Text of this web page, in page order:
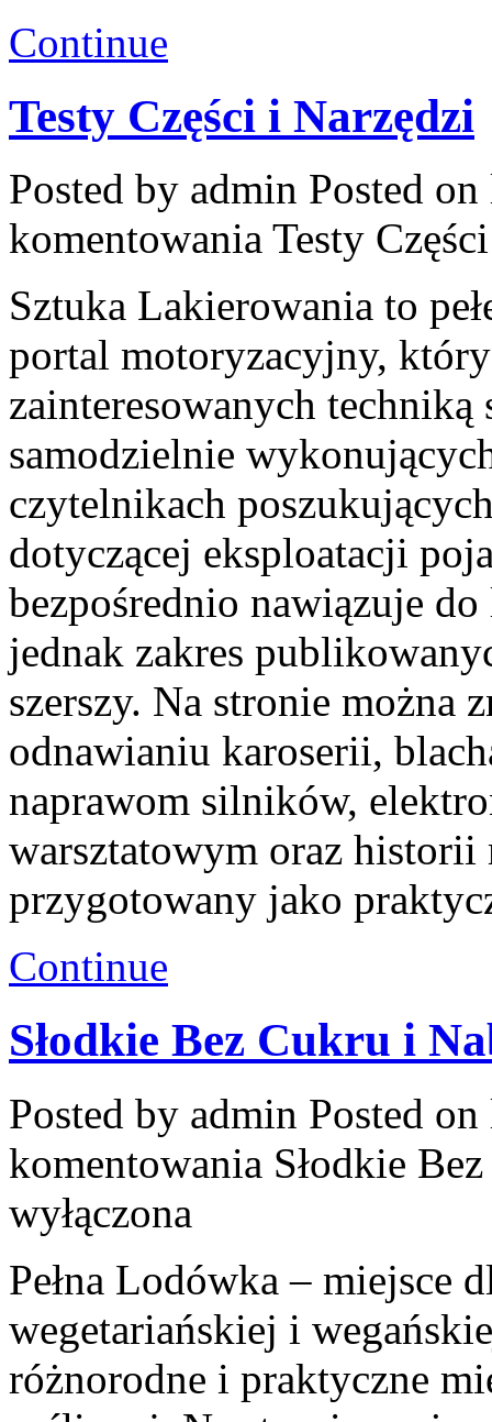
Continue
Testy Części i Narzędzi
Posted by admin Posted
komentowania Testy
Sztuka Lakierowania to
portal motoryzacyjny,
zainteresowanych techniką
samodzielnie
czytelnikach
dotyczącej eksploatacji
bezpośrednio nawiązuje
jednak zakres
szerszy. Na stronie można
odnawianiu karoserii,
naprawom silników,
warsztatowym oraz historii
przygotowany jako
Continue
Słodkie Bez Cukru i
Posted by admin Posted
komentowania Słodkie
wyłączona
Pełna Lodówka – miejsce
wegetariańskiej i
różnorodne i praktyczne